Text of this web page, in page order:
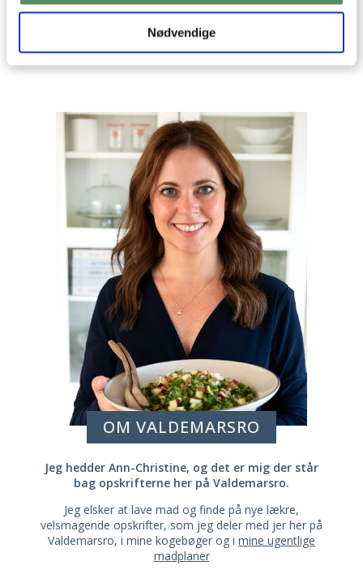
Nødvendige
OM VALDEMARSRO
Jeg hedder Ann-Christine, og det er mig der står
bag opskrifterne her på Valdemarsro.
Jeg elsker at lave mad og finde på nye lækre,
velsmagende opskrifter, som jeg deler med jer her på
Valdemarsro, i mine kogebøger og i mine ugentlige
madplaner